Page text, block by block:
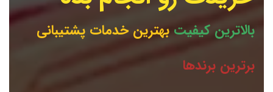
بالاترین کیفیت بهترین خدمات پشتیبانی
برترین برندها